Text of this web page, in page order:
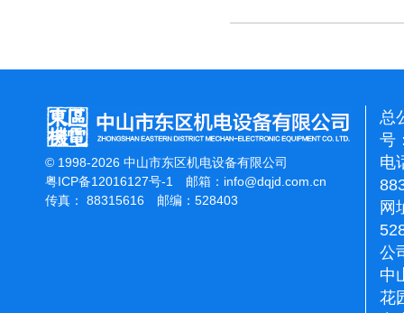
© 1998-2026 中山市东区机电设备有限公司
粤ICP备12016127号-1
邮箱： info@dqjd.com.cn
传真： 88315616 邮编：528403
总
号
电
网
公
中
花